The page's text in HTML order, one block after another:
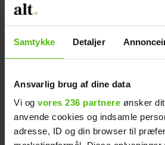
Samtykke Detaljer
Ansvarlig brug af dine data
Vi og vores 236 partnere ønsker
anvende cookies og indsamle
adresse, ID og din browser til
Læs også:
‘Bikini
SE KLIPPET: ‘Bikini
Følg med på vores
Instagram, så du hele tiden
med nyheder fra diverse